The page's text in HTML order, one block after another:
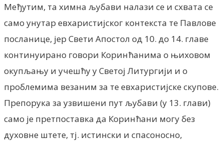
Међутим, та химна љубави налази се и схвата се
само унутар евхаристијског контекста те Павлове
посланице, jep Свети Апостол од 10. до 14. главе
континуирано говори Коринћанима о њиховом
окупљању и учешћу у Светој Литургији и о
проблемима везаним за те евхаристијске скупове.
Препорука за узвишени пут љубави (у 13. глави)
само je претпоставка да Коринћани могу без
духовне штете, тј. истински и спасоносно,